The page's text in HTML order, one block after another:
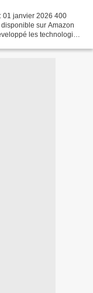
01 janvier 2026 400
sur Amazon
les technologies